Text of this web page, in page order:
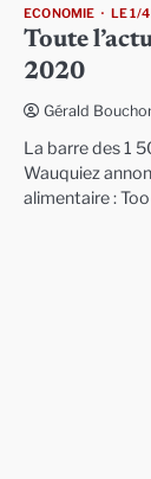
ECONOMIE LE 1/
Toute
2020
Gérald
La barre des 1
Wauquiez
alimentaire :